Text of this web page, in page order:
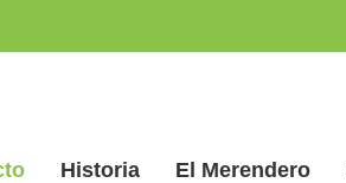
Historia El Merendero